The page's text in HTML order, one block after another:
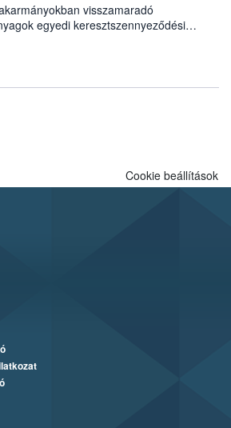
visszamaradó
egyedi keresztszennyeződési
anyagokra vonatkozó analitikai
szóló EU rendelet.
Cookie beállítások